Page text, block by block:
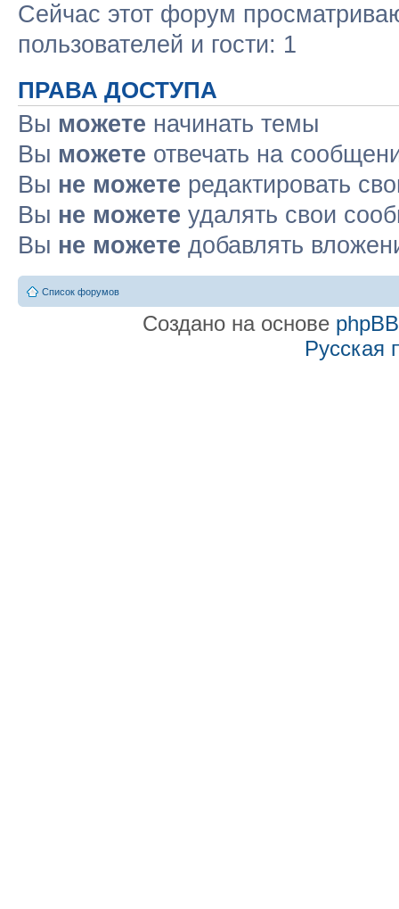
Сейчас этот форум
пользователей и гости: 1
ПРАВА ДОСТУПА
Вы можете начинать темы
Вы можете отвечать на
Вы не можете редактировать
Вы не можете удалять свои
Вы не можете добавлять
Список форумов
Создано на основе phpBB
Русская